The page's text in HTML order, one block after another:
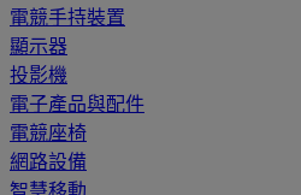
電競手持裝置
顯示器
投影機
電子產品與配件
電競座椅
網路設備
智慧移動